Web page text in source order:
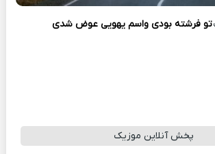
تو فرشته بودی واسم یهویی عوض شدی
پخش آنلاین موزیک